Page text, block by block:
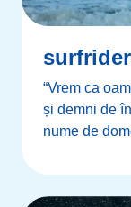
“Vrem ca
și demni de
nume de